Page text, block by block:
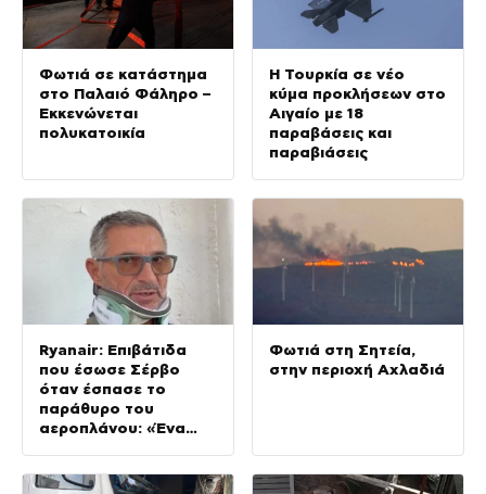
Φωτιά σε κατάστημα
στο Παλαιό Φάληρο –
Εκκενώνεται
πολυκατοικία
Η Τουρκία σε νέο
κύμα προκλήσεων στο
Αιγαίο με 18
παραβάσεις και
παραβιάσεις
Ryanair: Επιβάτιδα
που έσωσε Σέρβο
όταν έσπασε το
παράθυρο του
αεροπλάνου: «Ένα
σαν πλαστελίνη»
Φωτιά στη Σητεία,
στην περιοχή Αχλαδιά